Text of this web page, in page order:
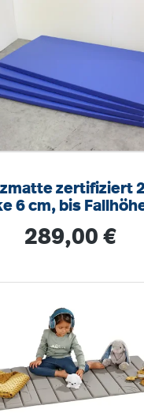
zertifiziert
6 cm, bis
Regulärer Preis:
289,00 €